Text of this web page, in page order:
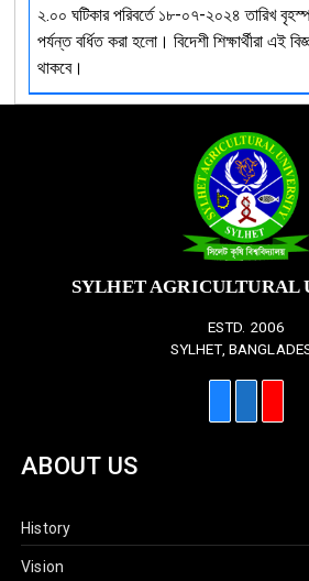
২.০০ ঘটিকার পরিবর্তে ১৮-০৭-২০২৪ তারিখ
পর্যন্ত বর্ধিত করা হলো। বিদেশী শিক্ষার্থীরা এই
থাকবে।
SYLHET AGRICULTURAL
ESTD. 2006
SYLHET,
ABOUT US
History
Vision